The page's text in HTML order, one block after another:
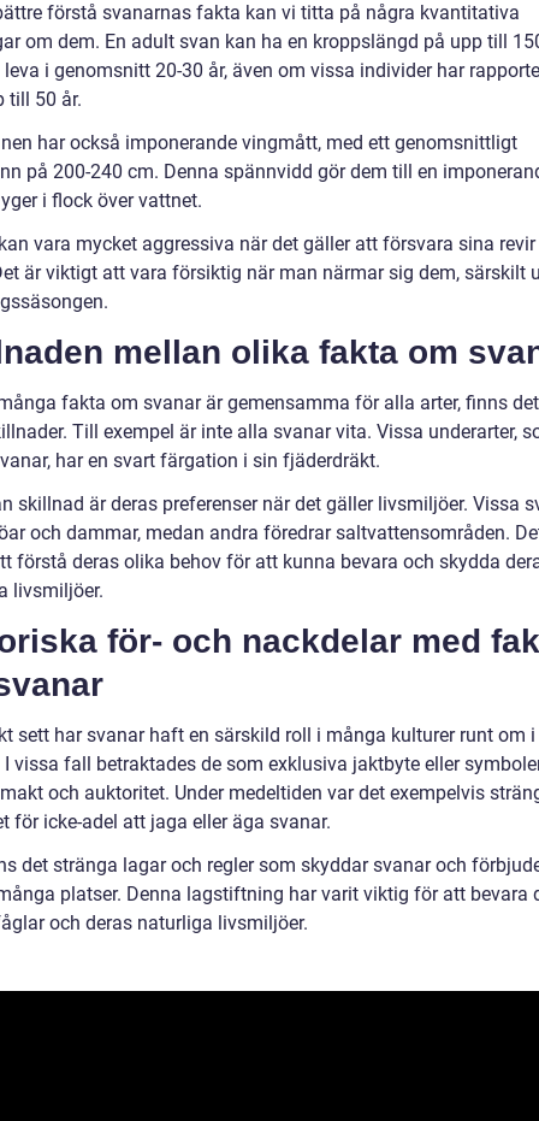
förstå svanarnas fakta kan vi titta på några kvantitativa
om dem. En adult svan kan ha en kroppslängd på upp till
i genomsnitt 20-30 år, även om vissa individer har
till 50 år.
har också imponerande vingmått, med ett genomsnittligt
på 200-240 cm. Denna spännvidd gör dem till en
i flock över vattnet.
vara mycket aggressiva när det gäller att försvara sina revir
är viktigt att vara försiktig när man närmar sig dem, särskilt
mellan olika fakta om
fakta om svanar är gemensamma för alla arter, finns
Till exempel är inte alla svanar vita. Vissa underarter,
har en svart färgation i sin fjäderdräkt.
skillnad är deras preferenser när det gäller livsmiljöer. Vissa
och dammar, medan andra föredrar saltvattensområden.
förstå deras olika behov för att kunna bevara och skydda
livsmiljöer.
för- och nackdelar med
sett har svanar haft en särskild roll i många kulturer runt om i
I vissa fall betraktades de som exklusiva jaktbyte eller
och auktoritet. Under medeltiden var det exempelvis
för icke-adel att jaga eller äga svanar.
det stränga lagar och regler som skyddar svanar och
platser. Denna lagstiftning har varit viktig för att bevara
och deras naturliga livsmiljöer.